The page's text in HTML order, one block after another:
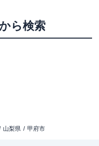
ら検索
山梨県 甲府市